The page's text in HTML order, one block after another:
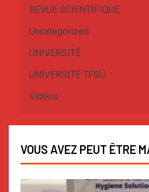
REVUE SCIENTIFIQUE
Uncategorized
UNIVERSITÉ
UNIVERSITÉ TFSU
Vidéos
VOUS AVEZ PEUT ÊTRE